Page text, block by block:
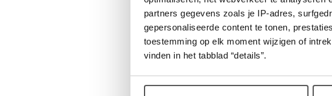
partners gegevens zoals je IP-adres,
gepersonaliseerde content te tonen,
toestemming op elk moment wijzigen of
vinden in het tabblad “details”.
doet. Een luchtige groet, Jessica
Loginof registreerom te reageren